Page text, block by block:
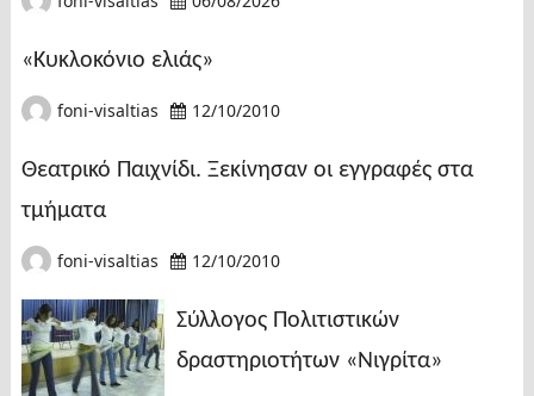
«Κυκλοκόνιο ελιάς»
foni-visaltias 12/10/2010
Θεατρικό Παιχνίδι. Ξεκίνησαν οι εγγραφές στα
τμήματα
foni-visaltias 12/10/2010
Σύλλογος Πολιτιστικών
δραστηριοτήτων «Νιγρίτα»